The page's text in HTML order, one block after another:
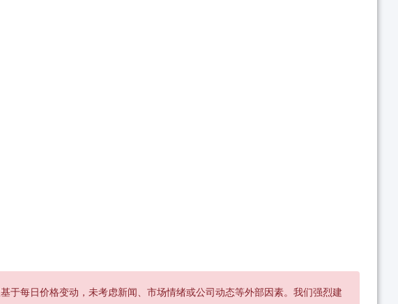
于每日价格变动，未考虑新闻、市场情绪或公司动态等外部因素。我们强烈建